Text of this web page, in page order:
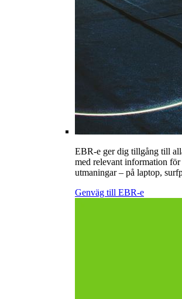
EBR-e ger dig tillgång till
med relevant information för
utmaningar – på laptop,
Genväg till EBR-e